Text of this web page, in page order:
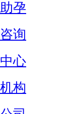
孕
询
心
构